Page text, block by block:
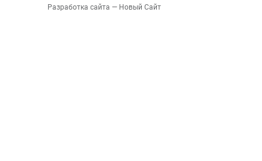
Разработка сайта — Новый Сайт